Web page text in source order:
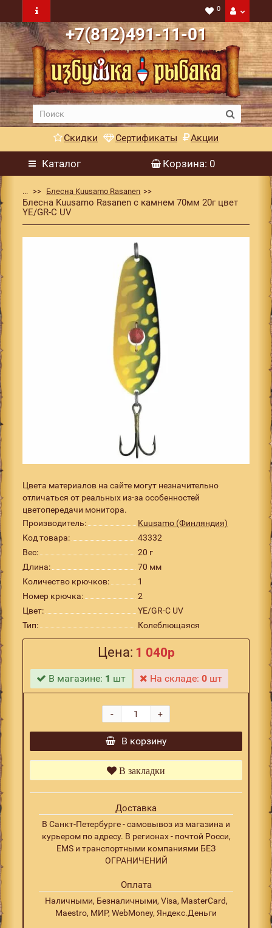
0
+7(812)491-11-01
Скидки Сертификаты Акции
Каталог Корзина: 0
... Блесна Kuusamo Rasanen
Блесна Kuusamo Rasanen с камнем 70мм 20г цвет
YE/GR-C UV
Цвета материалов на сайте могут незначительно
отличаться от реальных из-за особенностей
цветопередачи монитора.
Производитель:
Kuusamo (Финляндия)
Код товара:
43332
Вес:
20 г
Длина:
70 мм
Количество крючков:
1
Номер крючка:
2
Цвет:
YE/GR-C UV
Тип:
Колеблющаяся
Цена: 1 040р
В магазине: 1 шт На складе:0 шт
+
-
В корзину
В закладки
Доставка
В Санкт-Петербурге - самовывоз из магазина и
курьером по адресу. В регионах - почтой Росси,
EMS и транспортными компаниями БЕЗ
ОГРАНИЧЕНИЙ
Оплата
Наличными, Безналичными, Visa, MasterCard,
Maestro, МИР, WebMoney, Яндекс.Деньги